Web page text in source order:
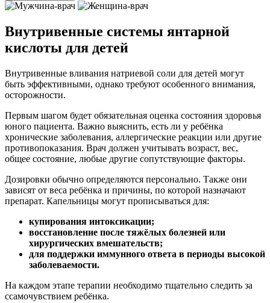
Внутривенные системы янтарной
кислоты для детей
Внутривенные вливания натриевой соли для детей могут
быть эффективными, однако требуют особенного внимания,
осторожности.
Первым шагом будет обязательная оценка состояния здоровья
юного пациента. Важно выяснить, есть ли у ребёнка
хронические заболевания, аллергические реакции или другие
противопоказания. Врач должен учитывать возраст, вес,
общее состояние, любые другие сопутствующие факторы.
Дозировки обычно определяются персонально. Также они
зависят от веса ребёнка и причины, по которой назначают
препарат. Капельницы могут прописываться для:
купирования интоксикации;
восстановление после тяжёлых болезней или
хирургических вмешательств;
для поддержки иммунного ответа в периоды высокой
заболеваемости.
На каждом этапе терапии необходимо тщательно следить за
ссамочувствием ребёнка.